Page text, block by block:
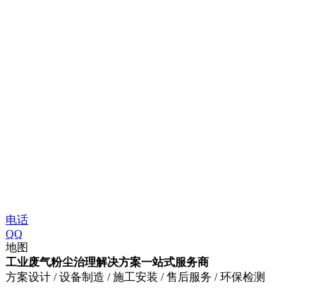
电话
QQ
地图
工业废气粉尘治理解决方案一站式服务商
方案设计 / 设备制造 / 施工安装 / 售后服务 / 环保检测